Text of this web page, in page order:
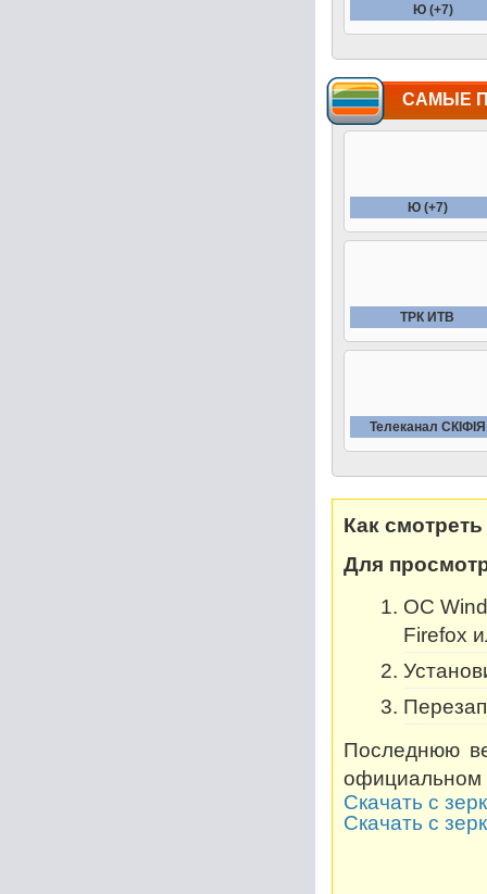
Ю (+7)
САМЫЕ
Ю (+7)
ТРК ИТВ
Телеканал СКIФIЯ
Как
Для
OC
Firefox
Последнюю
официальном
Скачать с
Скачать с